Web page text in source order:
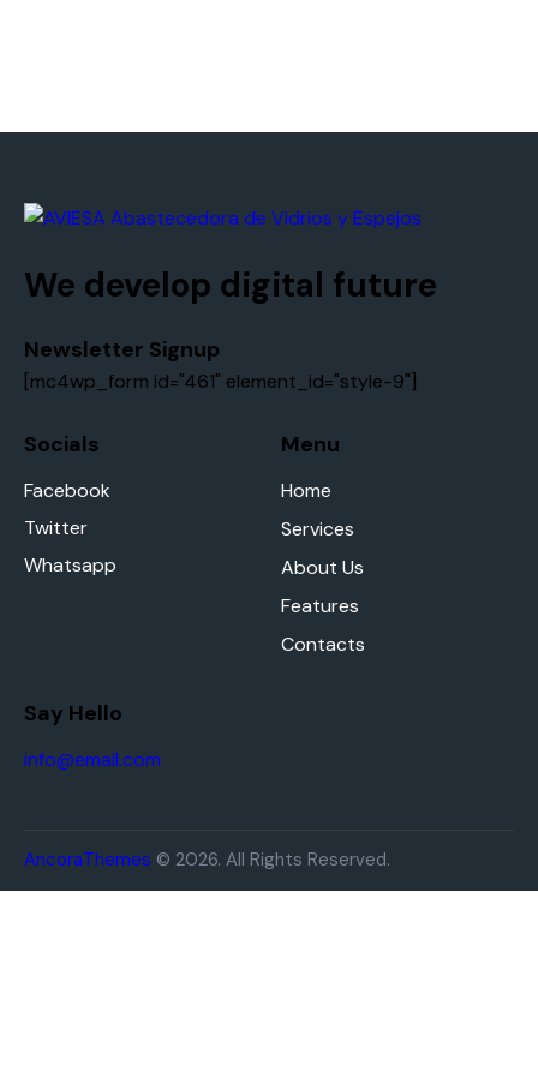
We develop digital future
Newsletter Signup
[mc4wp_form id="461" element_id="style-9"]
Socials
Facebook
Twitter
Whatsapp
Menu
Home
Services
About Us
Features
Contacts
Say Hello
info@email.com
AncoraThemes © 2026. All Rights Reserved.